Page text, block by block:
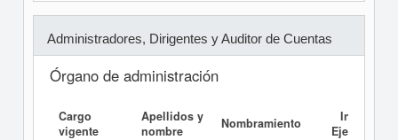
Administradores, Dirigentes y Auditor de Cuentas
Órgano de administración
Cargo
vigente
Apellidos y
nombre
Nombramiento
Informe
Ejecutivo